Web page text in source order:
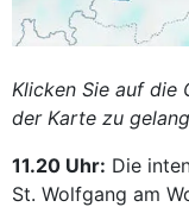
Klicken Sie auf die
der Karte zu
11.20 Uhr: Die
St. Wolfgang am